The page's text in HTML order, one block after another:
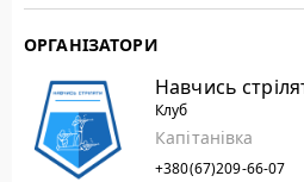
ОРГАНІЗАТОРИ
Навчись
Клуб
Капітанівка
+380(67)209-66-07